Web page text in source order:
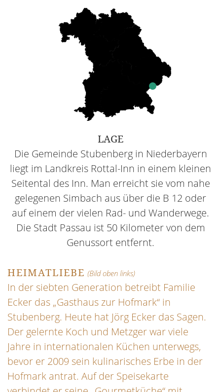
LAGE
Die Gemeinde Stubenberg in Niederbayern
liegt im Landkreis Rottal-Inn in einem kleinen
Seitental des Inn. Man erreicht sie vom nahe
gelegenen Simbach aus über die B 12 oder
auf einem der vielen Rad- und Wanderwege.
Die Stadt Passau ist 50 Kilometer von dem
Genussort entfernt.
HEIMATLIEBE (Bild oben links)
In der siebten Generation betreibt Familie
Ecker das „Gasthaus zur Hofmark“ in
Stubenberg. Heute hat Jörg Ecker das Sagen.
Der gelernte Koch und Metzger war viele
Jahre in internationalen Küchen unterwegs,
bevor er 2009 sein kulinarisches Erbe in der
Hofmark antrat. Auf der Speisekarte